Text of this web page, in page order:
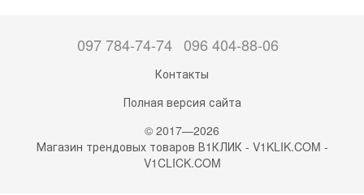
097 784-74-74 096 404-88-06
Контакты
Полная версия сайта
© 2017—2026
Магазин трендовых товаров В1КЛИК - V1KLIK.COM -
V1CLICK.COM